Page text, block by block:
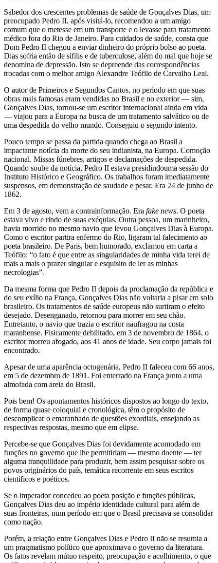
Sabedor dos crescentes problemas de saúde de Gonçalves Dias, um
preocupado Pedro II, após visitá-lo, recomendou a um amigo
comum que o metesse em um transporte e o levasse para tratamento
médico fora do Rio de Janeiro. Para cuidados de saúde, consta que
Dom Pedro II chegou a enviar dinheiro do próprio bolso ao poeta.
Dias sofria então de sífilis e de tuberculose, além do mal que hoje se
denomina de depressão. Isto se depreende das correspondências
trocadas com o melhor amigo Alexandre Teófilo de Carvalho Leal.
O autor de Primeiros e Segundos Cantos, no período em que suas
obras mais famosas eram vendidas no Brasil e no exterior — sim,
Gonçalves Dias, tornou-se um escritor internacional ainda em vida
— viajou para a Europa na busca de um tratamento salvático ou de
uma despedida do velho mundo. Conseguiu o segundo intento.
Pouco tempo se passa da partida quando chega ao Brasil a
impactante notícia da morte do seu indianista, na Europa. Comoção
nacional. Missas fúnebres, artigos e declamações de despedida.
Quando soube da notícia, Pedro II estava presidindouma sessão do
Instituto Histórico e Geográfico. Os trabalhos foram imediatamente
suspensos, em demonstração de saudade e pesar. Era 24 de junho de
1862.
Em 3 de agosto, vem a contrainformação. Era fake news. O poeta
estava vivo e rindo de suas exéquias. Outra pessoa, um marinheiro,
havia morrido no mesmo navio que levou Gonçalves Dias à Europa.
Como o escritor partira enfermo do Rio, ligaram tal falecimento ao
poeta brasileiro. De Paris, bem humorado, exclamou em carta a
Teófilo: “o fato é que entre as singularidades de minha vida terei de
mais a mais o prazer singular e esquisito de ler as minhas
necrologias”.
Da mesma forma que Pedro II depois da proclamação da república e
do seu exílio na França, Gonçalves Dias não voltaria a pisar em solo
brasileiro. Os tratamentos de saúde europeus não surtiram o efeito
desejado. Desenganado, retornou para morrer em seu chão.
Entretanto, o navio que trazia o escritor naufragou na costa
maranhense. Fisicamente debilitado, em 3 de novembro de 1864, o
escritor morreu afogado, aos 41 anos de idade. Seu corpo jamais foi
encontrado.
Apesar de uma aparência octogenária, Pedro II faleceu com 66 anos,
em 5 de dezembro de 1891. Foi enterrado na França junto a uma
almofada com areia do Brasil.
Pois bem! Os apontamentos históricos dispostos ao longo do texto,
de forma quase coloquial e cronológica, têm o propósito de
descomplicar o emaranhado de questões exordiais, ensejando as
respectivas respostas, mesmo que em elipse.
Percebe-se que Gonçalves Dias foi devidamente acomodado em
funções no governo que lhe permitiriam — mesmo doente — ter
alguma tranquilidade para produzir, bem assim pesquisar sobre os
povos originários do país, temática recorrente em seus escritos
científicos e poéticos.
Se o imperador concedeu ao poeta posição e funções públicas,
Gonçalves Dias deu ao império identidade cultural para além de
suas fronteiras, num período em que o Brasil precisava se consolidar
como nação.
Porém, a relação entre Gonçalves Dias e Pedro II não se resumia a
um pragmatismo político que aproximava o governo da literatura.
Os fatos revelam mútuo respeito, preocupação e acolhimento, o que